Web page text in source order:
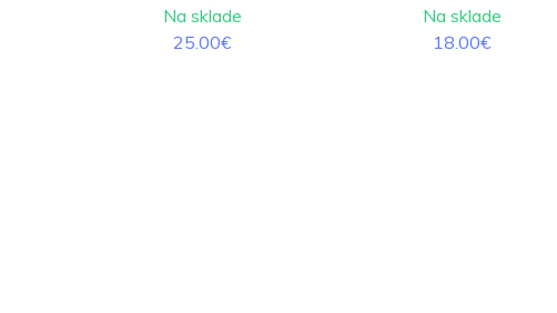
Na sklade
25.00€
Na sklade
18.00€